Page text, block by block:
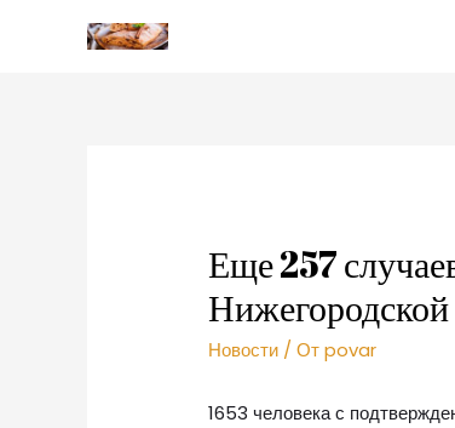
Еще 257
Нижегородской
Новости / Отpovar
1653 человека с